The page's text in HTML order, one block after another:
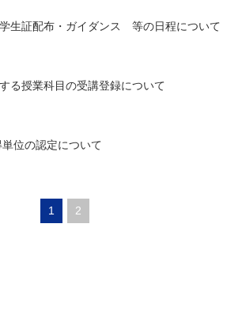
学生証配布・ガイダンス 等の日程について
る授業科目の受講登録について
位の認定について
1 2